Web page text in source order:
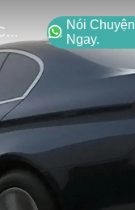
Liên Hệ Chúng Tôi
Nói Chuyện
Ngay.